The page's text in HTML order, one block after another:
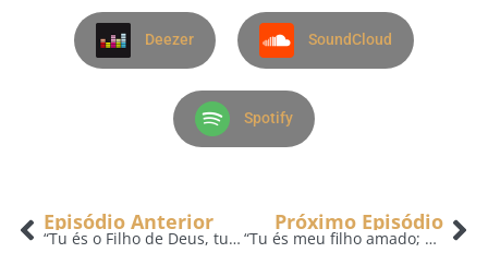
Deezer SoundCloud
Spotify
Episódio Anterior
“Tu és o Filho de Deus, tu és o Rei de Israel.” – A Voz do Pastor – 05/01
Próximo Episódio
“Tu és meu filho amado; em ti ponho meu bem-querer.” – A Voz do Pastor – 08/01